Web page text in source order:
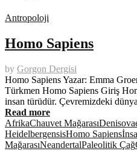
Antropoloji
Homo Sapiens
by Gorgon Dergisi
Homo Sapiens Yazar: Emma
Türkmen Homo Sapiens Giriş
insan türüdür. Çevremizdeki
Read more
AfrikaChauvet MağarasıDenisova
HeidelbergensisHomo Sapiens
MağarasıNeandertalPaleolitik Çağ